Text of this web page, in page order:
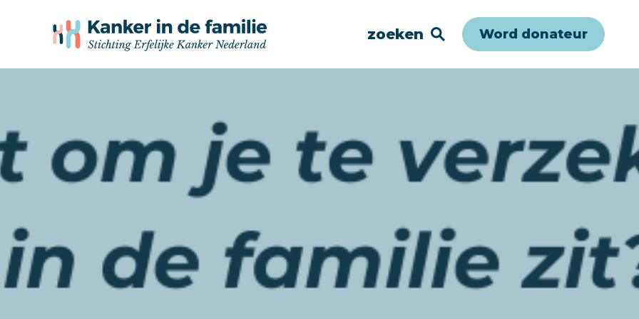
zoeken Word donateur